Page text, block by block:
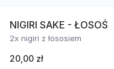
NIGIRI SAKE - ŁOSOŚ
2x nigiri z łososiem
20,00 zł